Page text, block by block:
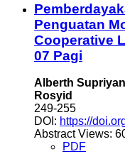
Penguatan
Cooperative
07 Pagi
Alberth
Rosyid
249-255
DOI: https://
Abstract Views:
PDF